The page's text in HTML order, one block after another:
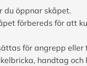
du öppnar skåpet.
förbereds för att
för angrepp eller
handtag